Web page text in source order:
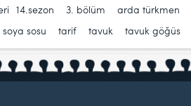
14.sezon 3. bölüm arda türkmen
soya sosu tarif tavuk tavuk göğüs